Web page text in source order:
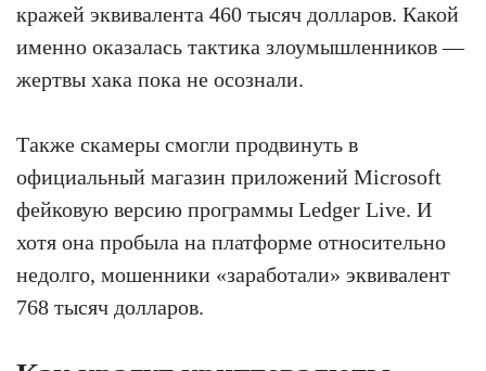
кражей эквивалента 460 тысяч долларов. Какой
именно оказалась тактика злоумышленников —
жертвы хака пока не осознали.
Также скамеры смогли продвинуть в
официальный магазин приложений Microsoft
фейковую версию программы Ledger Live. И
хотя она пробыла на платформе относительно
недолго, мошенники «заработали» эквивалент
768 тысяч долларов.